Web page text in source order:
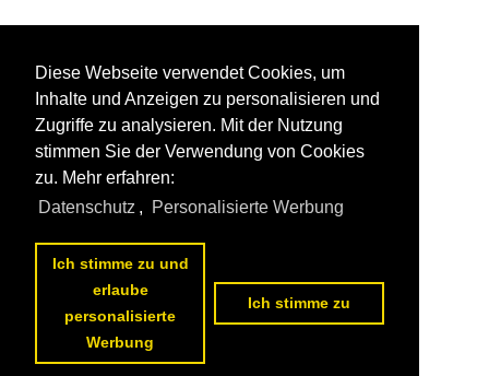
Diese Webseite verwendet Cookies, um
Inhalte und Anzeigen zu personalisieren und
Zugriffe zu analysieren. Mit der Nutzung
stimmen Sie der Verwendung von Cookies
zu. Mehr erfahren:
Datenschutz , Personalisierte Werbung
Ich stimme zu und
erlaube
personalisierte
Werbung
Ich stimme zu